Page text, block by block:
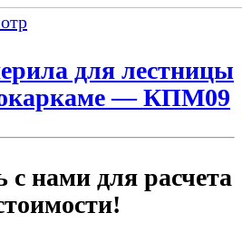
для лестницы
— КПМ09
с нами для расчета